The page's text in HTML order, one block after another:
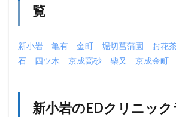
覧
新小岩 亀有 金町 堀切菖蒲園 お花
石
四ツ木 京成高砂 柴又 京成金町
新小岩のEDクリニッ